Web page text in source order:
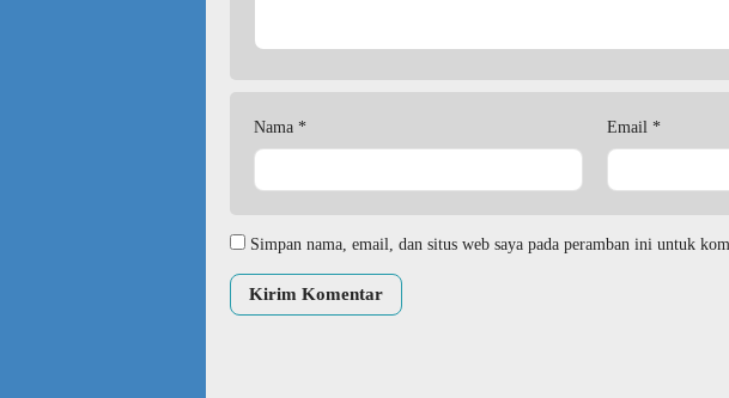
Nama * Email *
Simpan nama, email, dan situs web saya pada peramban ini untuk